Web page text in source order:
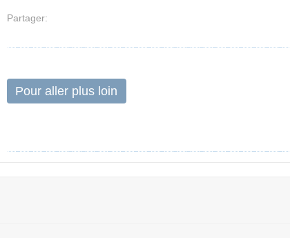
Partager:
Pour aller plus loin